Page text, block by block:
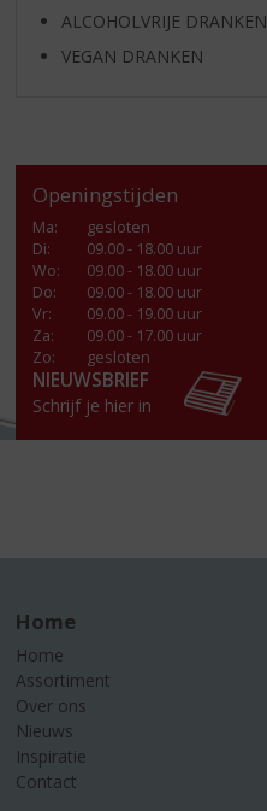
ALCOHOLVRIJE DRANKEN
VEGAN DRANKEN
Openingstijden
Ma:
gesloten
Di:
09.00 - 18.00 uur
Wo:
09.00 - 18.00 uur
Do:
09.00 - 18.00 uur
Vr:
09.00 - 19.00 uur
Za:
09.00 - 17.00 uur
Zo:
gesloten
NIEUWSBRIEF
Schrijf je hier in
Home
Home
Assortiment
Over ons
Nieuws
Inspiratie
Contact